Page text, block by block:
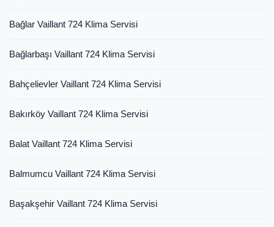
Bağlar Vaillant 724 Klima Servisi
Bağlarbaşı Vaillant 724 Klima Servisi
Bahçelievler Vaillant 724 Klima Servisi
Bakırköy Vaillant 724 Klima Servisi
Balat Vaillant 724 Klima Servisi
Balmumcu Vaillant 724 Klima Servisi
Başakşehir Vaillant 724 Klima Servisi